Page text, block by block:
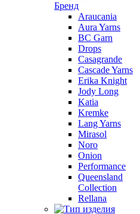
Бренд
Araucania
Aura Yarns
BC Garn
Drops
Casagrande
Cascade Yarns
Erika Knight
Jody Long
Katia
Kremke
Lang Yarns
Mirasol
Noro
Onion
Performance
Queensland
Collection
Rellana